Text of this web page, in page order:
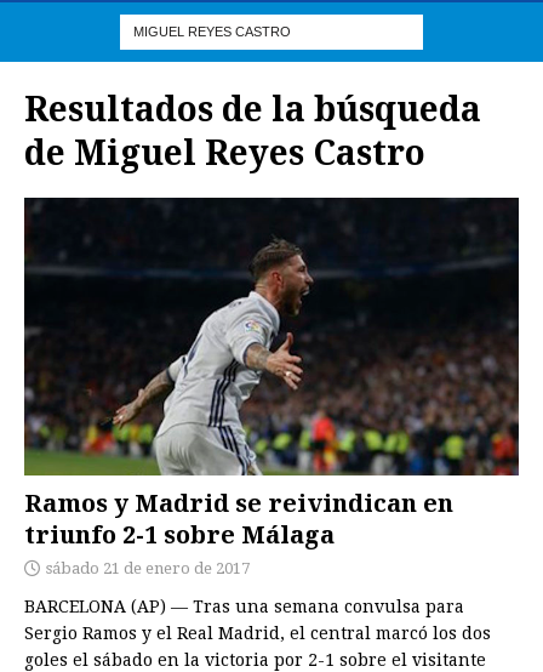
Resultados de la búsqueda
de Miguel Reyes Castro
Ramos y Madrid se reivindican en
triunfo 2-1 sobre Málaga
sábado 21 de enero de 2017
BARCELONA (AP) — Tras una semana convulsa para
Sergio Ramos y el Real Madrid, el central marcó los dos
goles el sábado en la victoria por 2-1 sobre el visitante